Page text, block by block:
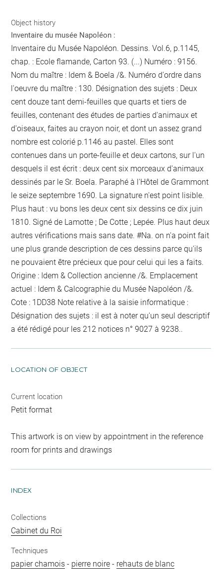
Object history
Inventaire du musée Napoléon :
Inventaire du Musée Napoléon. Dessins. Vol.6, p.1145,
chap. : Ecole flamande, Carton 93. (...) Numéro : 9156.
Nom du maître : Idem & Boela /&. Numéro d'ordre dans
l'oeuvre du maître : 130. Désignation des sujets : Deux
cent douze tant demi-feuilles que quarts et tiers de
feuilles, contenant des études de parties d'animaux et
d'oiseaux, faites au crayon noir, et dont un assez grand
nombre est colorié p.1146 au pastel. Elles sont
contenues dans un porte-feuille et deux cartons, sur l'un
desquels il est écrit : deux cent six morceaux d'animaux
dessinés par le Sr. Boela. Paraphé à l'Hôtel de Grammont
le seize septembre 1690. La signature n'est point lisible.
Plus haut : vu bons les deux cent six dessins ce dix juin
1810. Signé de Lamotte ; De Cotte ; Lepée. Plus haut deux
autres vérifications mais sans date. #Na. on n'a point fait
une plus grande description de ces dessins parce qu'ils
ne pouvaient être précieux que pour celui qui les a faits.
Origine : Idem & Collection ancienne /&. Emplacement
actuel : Idem & Calcographie du Musée Napoléon /&.
Cote : 1DD38 Note relative à la saisie informatique :
Désignation des sujets : il est à noter qu'un seul descriptif
a été rédigé pour les 212 notices n° 9027 à 9238..
LOCATION OF OBJECT
Current location
Petit format
This artwork is on view by appointment in the reference
room for prints and drawings
INDEX
Collections
Cabinet du Roi
Techniques
papier chamois - pierre noire - rehauts de blanc